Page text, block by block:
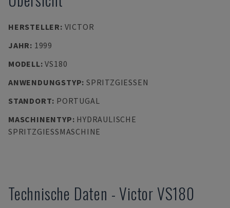
HERSTELLER: VICTOR
JAHR: 1999
MODELL:VS180
ANWENDUNGSTYP: SPRITZGIESSEN
STANDORT: PORTUGAL
MASCHINENTYP: HYDRAULISCHE
SPRITZGIESSMASCHINE
Technische Daten - Victor VS180